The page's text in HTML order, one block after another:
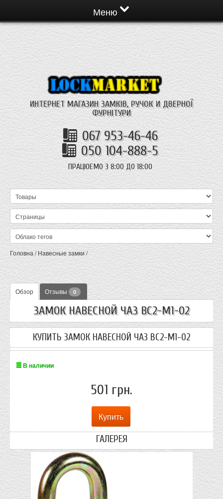
Меню
ИНТЕРНЕТ МАГАЗИН ЗАМКІВ, РУЧОК И ДВЕРНОЇ
ФУРНІТУРИ
067 953-46-46
050 104-888-5
ПРАЦЮЕМО З 8:00 ДО 18:00
Головна/Навесные замки/
Обзор Отзывы 0
ЗАМОК НАВЕСНОЙ ЧАЗ BC2-M1-02
КУПИТЬ ЗАМОК НАВЕСНОЙ ЧАЗ BC2-M1-02
В наличии
501 грн.
ГАЛЕРЕЯ